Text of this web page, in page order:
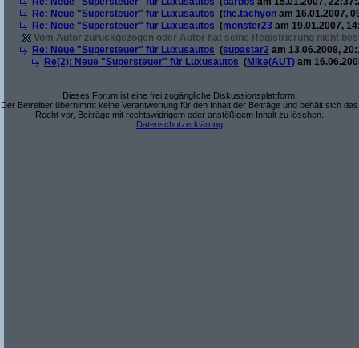
Re: Neue "Supersteuer" für Luxusautos (the.tachyon am 16.01.2007,
Re: Neue "Supersteuer" für Luxusautos (monster23 am 19.01.2007,
Vom Autor zurückgezogen oder Autor hat seine Registrierung nicht
Re: Neue "Supersteuer" für Luxusautos (supastar2 am 13.06.2008,
Re(2): Neue "Supersteuer" für Luxusautos (Mike(AUT) am
Dieses Forum ist eine frei zugängliche Diskussionsplattform.
Der Betreiber übernimmt keine Verantwortung für den Inhalt der Beiträge und behält sich das
Recht vor, Beiträge mit rechtswidrigem oder anstößigem Inhalt zu löschen.
Datenschutzerklärung